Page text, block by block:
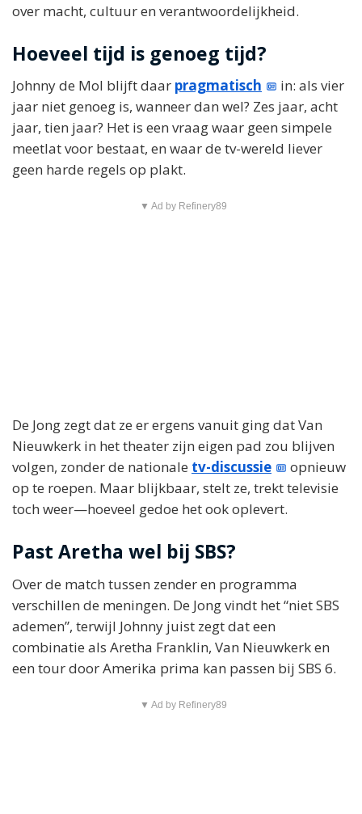
over macht, cultuur en verantwoordelijkheid.
Hoeveel tijd is genoeg tijd?
Johnny de Mol blijft daar pragmatisch
in: als vier
jaar niet genoeg is, wanneer dan wel? Zes jaar, acht
jaar, tien jaar? Het is een vraag waar geen simpele
meetlat voor bestaat, en waar de tv-wereld liever
geen harde regels op plakt.
▼ Ad by Refinery89
De Jong zegt dat ze er ergens vanuit ging dat Van
Nieuwkerk in het theater zijn eigen pad zou blijven
volgen, zonder de nationale tv-discussie
opnieuw
op te roepen. Maar blijkbaar, stelt ze, trekt televisie
toch weer—hoeveel gedoe het ook oplevert.
Past Aretha wel bij SBS?
Over de match tussen zender en programma
verschillen de meningen. De Jong vindt het “niet SBS
ademen”, terwijl Johnny juist zegt dat een
combinatie als Aretha Franklin, Van Nieuwkerk en
een tour door Amerika prima kan passen bij SBS 6.
▼ Ad by Refinery89